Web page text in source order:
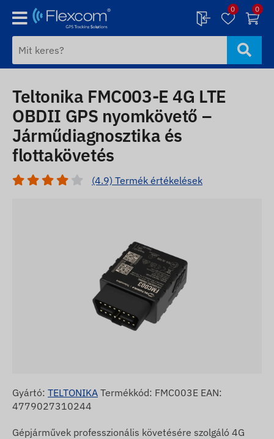
0 0
Teltonika FMC003-E 4G LTE
OBDII GPS nyomkövető –
Járműdiagnosztika és
flottakövetés
(4.9) Termék értékelések
Gyártó: TELTONIKA Termékkód: FMC003E EAN:
4779027310244
Gépjárművek professzionális követésére szolgáló 4G